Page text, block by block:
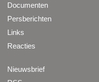
Documenten
Persberichten
Links
Reacties
Nieuwsbrief